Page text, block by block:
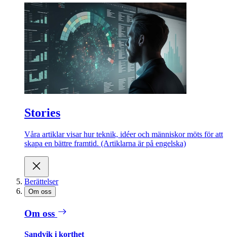
Stories
Våra artiklar visar hur teknik, idéer och människor möts för att
skapa en bättre framtid. (Artiklarna är på engelska)
Berättelser
Om oss
Om oss
Sandvik i korthet